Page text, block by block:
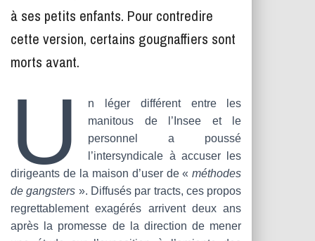
à ses petits enfants. Pour contredire
cette version, certains gougnaffiers sont
morts avant.
U
n léger différent entre les
manitous de l’Insee et le
personnel a poussé
l’intersyndicale à accuser les
dirigeants de la maison d’user de «méthodes
de gangsters ». Diffusés par tracts, ces propos
regrettablement exagérés arrivent deux ans
après la promesse de la direction de mener